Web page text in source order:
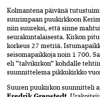
Kolmantena päivänä
suurimpaan puukirkkoon
niin suureksi, että sinne
seurakuntalaisesta. Kirkon
korkeus 27 metriä.
seisomapaikkoja noin 1 700.
eli ”talvikirkon” kohdalle
suunnittelema pikkukirkko
Suuren puukirkon suunnitteli